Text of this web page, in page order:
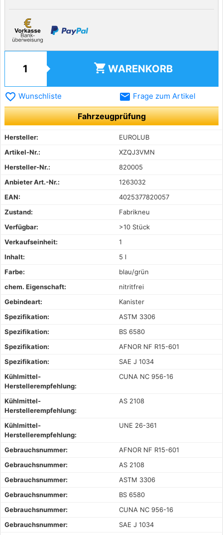
shopping_cart WARENKORB
favorite_border Wunschliste email Frage zum Artikel
Fahrzeugprüfung
Hersteller:
EUROLUB
Artikel-Nr.:
XZQJ3VMN
Hersteller-Nr.:
820005
Anbieter Art.-Nr.:
1263032
EAN:
4025377820057
Zustand:
Fabrikneu
Verfügbar:
>10 Stück
Verkaufseinheit:
1
Inhalt:
5 l
Farbe:
blau/grün
chem. Eigenschaft:
nitritfrei
Gebindeart:
Kanister
Spezifikation:
ASTM 3306
Spezifikation:
BS 6580
Spezifikation:
AFNOR NF R15-601
Spezifikation:
SAE J 1034
Kühlmittel-
Herstellerempfehlung:
CUNA NC 956-16
Kühlmittel-
Herstellerempfehlung:
AS 2108
Kühlmittel-
Herstellerempfehlung:
UNE 26-361
Gebrauchsnummer:
AFNOR NF R15-601
Gebrauchsnummer:
AS 2108
Gebrauchsnummer:
ASTM 3306
Gebrauchsnummer:
BS 6580
Gebrauchsnummer:
CUNA NC 956-16
Gebrauchsnummer:
SAE J 1034